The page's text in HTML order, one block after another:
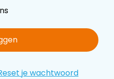
je wachtwoord